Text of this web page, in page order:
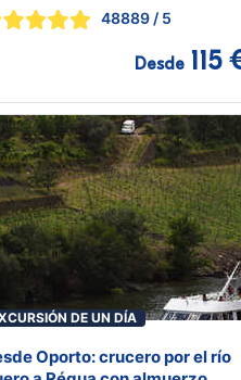
48889 / 5
Desde 115
DE UN DÍA
Oporto: crucero por el río